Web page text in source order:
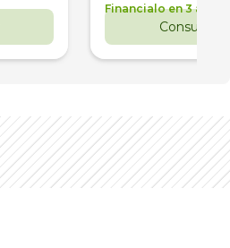
Financialo en 3 años
Consultar